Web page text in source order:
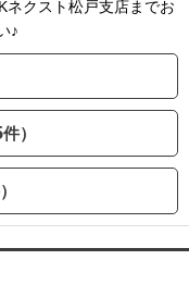
ネクスト松戸支店までお
♪
件）